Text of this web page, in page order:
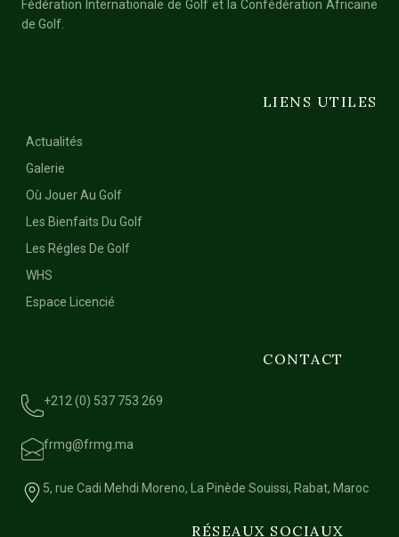
Fédération Internationale de Golf et la Confédération Africaine
de Golf.
LIENS UTILES
Actualités
Galerie
Où Jouer Au Golf
Les Bienfaits Du Golf
Les Régles De Golf
WHS
Espace Licencié
CONTACT
+212 (0) 537 753 269
frmg@frmg.ma
5, rue Cadi Mehdi Moreno, La Pinède Souissi, Rabat, Maroc
RÉSEAUX SOCIAUX